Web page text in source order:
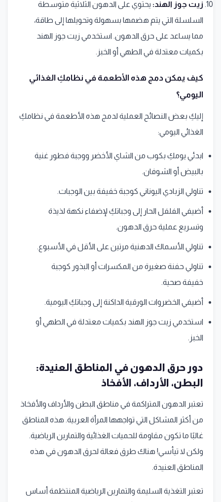
زيت جوز الهند: يحتوي على الدهون الثلاثية متوسطة
السلسلة التي يتم هضمها بسهولة وتحويلها إلى طاقة،
مما يساعد على حرق الدهون. استخدمي زيت جوز الهند
بكميات معتدلة في الطهي أو الخبز.
كيف يمكن دمج هذه الأطعمة في نظامكِ الغذائي
اليومي؟
إليكِ بعض النصائح العملية لدمج هذه الأطعمة في نظامكِ
الغذائي اليومي:
ابدئي يومكِ بكوب من الشاي الأخضر ووجبة فطور غنية
بالبيض أو الشوفان.
تناولي الزبادي اليوناني كوجبة خفيفة بين الوجبات.
أضيفي الفلفل الحار إلى وجباتكِ لإضفاء نكهة لذيذة
وتسريع عملية حرق الدهون.
تناولي الأسماك الدهنية مرتين على الأقل في الأسبوع.
تناولي حفنة صغيرة من المكسرات أو البذور كوجبة
خفيفة صحية.
أضيفي الخضروات الورقية الداكنة إلى وجباتكِ اليومية.
استخدمي زيت جوز الهند بكميات معتدلة في الطهي أو
الخبز.
دور حرق الدهون في المناطق العنيدة:
البطن، الأرداف، الأفخاذ
تعتبر الدهون المتراكمة في مناطق البطن والأرداف والأفخاذ
من أكثر المشاكل التي تواجهها المرأة العربية. هذه المناطق
غالبًا ما تكون مقاومة للحميات الغذائية والتمارين الرياضية.
ولكن لا تيأسي! هناك طرق فعالة لحرق الدهون في هذه
المناطق العنيدة.
تعتبر التغذية السليمة والتمارين الرياضية المنتظمة أساس